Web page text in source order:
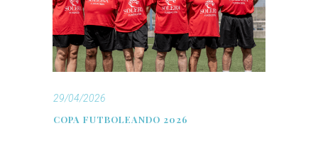
29/04/2026
COPA FUTBOLEANDO 2026